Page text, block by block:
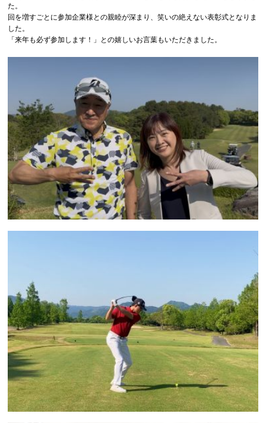
た。
回を増すごとに参加企業様との親睦が深まり、笑いの絶えない表彰式となりま
した。
「来年も必ず参加します！」との嬉しいお言葉もいただきました。